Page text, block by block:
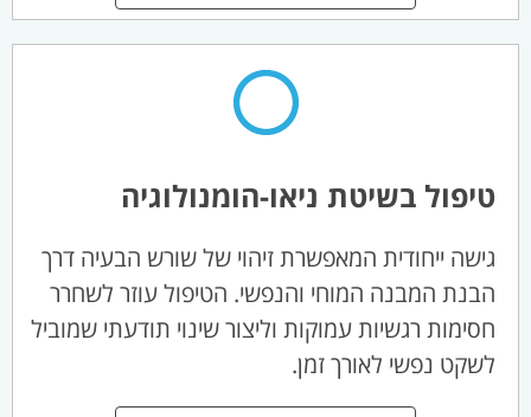
טיפול בשיטת ניאו-הומנולוגיה
גישה ייחודית המאפשרת זיהוי של שורש הבעיה דרך
הבנת המבנה המוחי והנפשי. הטיפול עוזר לשחרר
חסימות רגשיות עמוקות וליצור שינוי תודעתי שמוביל
לשקט נפשי לאורך זמן.